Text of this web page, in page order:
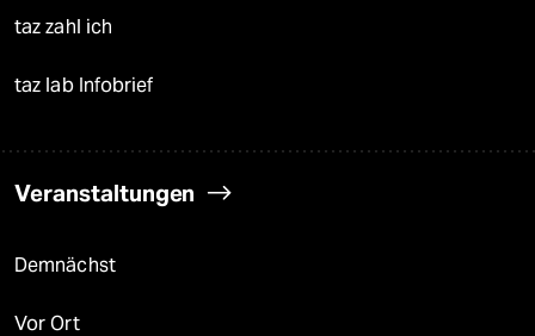
taz zahl ich
taz lab Infobrief
Veranstaltungen
Demnächst
Vor Ort